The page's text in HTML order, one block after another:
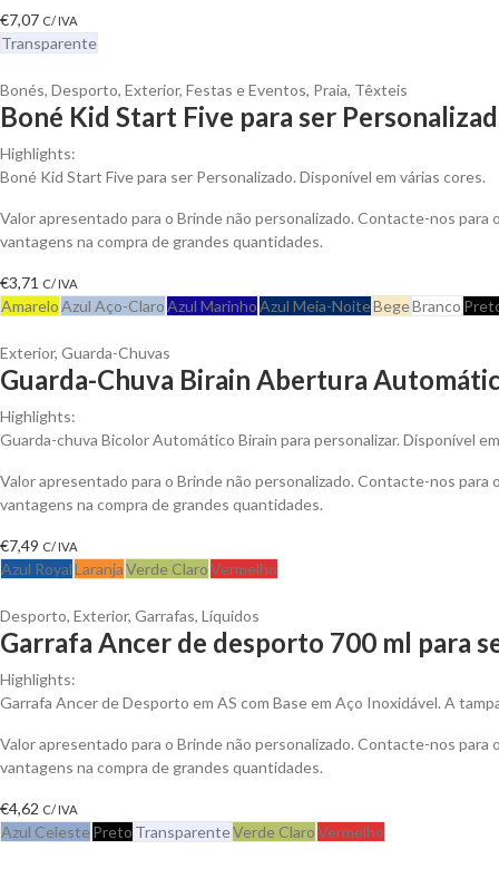
€7,07 C/ IVA
Transparente
Bonés, Desporto, Exterior, Festas e Eventos, Praia, Têxteis
Boné Kid Start Five para ser
Highlights:
Boné Kid Start Five para ser Personalizado. Disponível em várias cores.
Valor apresentado para o Brinde não personalizado. Contacte-nos para
vantagens na compra de grandes quantidades.
€3,71 C/ IVA
AmareloAzul Aço-ClaroAzul MarinhoAzul Meia-NoiteBegeBranco
Exterior, Guarda-Chuvas
Guarda-Chuva Birain Abertura
Highlights:
Guarda-chuva Bicolor Automático Birain para personalizar. Disponível
Valor apresentado para o Brinde não personalizado. Contacte-nos para
vantagens na compra de grandes quantidades.
€7,49 C/ IVA
Azul RoyalLaranjaVerde ClaroVermelho
Desporto, Exterior, Garrafas, Líquidos
Garrafa Ancer de desporto 700 ml para
Highlights:
Garrafa Ancer de Desporto em AS com Base em Aço Inoxidável. A
Valor apresentado para o Brinde não personalizado. Contacte-nos para
vantagens na compra de grandes quantidades.
€4,62 C/ IVA
Azul Celeste Preto TransparenteVerde ClaroVermelho